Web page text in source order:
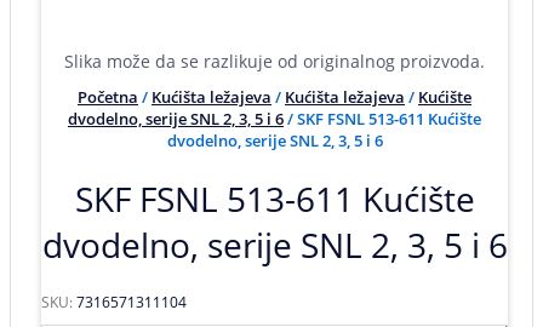
Slika može da se razlikuje od originalnog proizvoda.
Početna / Kućišta ležajeva / Kućišta ležajeva / Kućište
dvodelno, serije SNL 2, 3, 5 i 6/ SKF FSNL 513-611 Kućište
dvodelno, serije SNL 2, 3, 5 i 6
SKF FSNL 513-611 Kućište
dvodelno, serije SNL 2, 3, 5 i 6
SKU:7316571311104